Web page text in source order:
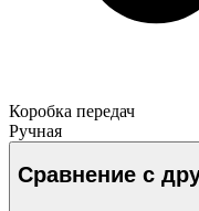
Коробка передач
Ручная
Сравнение с